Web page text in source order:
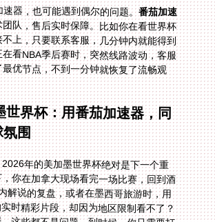
器，也可能遇到偶尔的问题。番茄加速
队，售后实时保障。比如你在看世界杯
不上，只要联系客服，几分钟内就能得到
在看NBA季后赛时，突然线路波动，客服
最优节点，不到一分钟就恢复了流畅观
世界杯：用番茄加速器，同
围
年的美加墨世界杯绝对是下一个重
你在加拿大现场看完一场比赛，回到酒
解说的复盘，或者在墨西哥旅游时，用
时精彩片段，却因为地区限制看不了？